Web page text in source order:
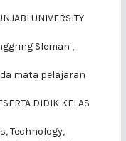
UNIVERSITY
Sleman ,
mata pelajaran
DIDIK KELAS
Technology,